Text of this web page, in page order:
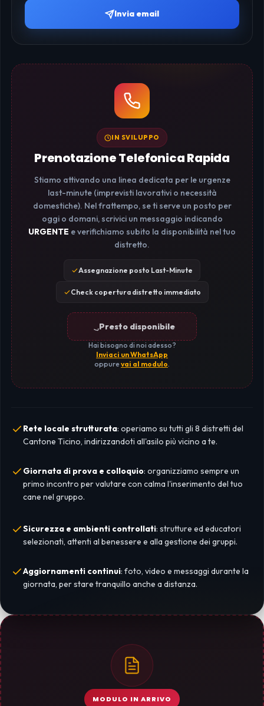
Invia email
IN SVILUPPO
Prenotazione Telefonica Rapida
Stiamo attivando una linea dedicata per le urgenze
last-minute (imprevisti lavorativi o necessità
domestiche). Nel frattempo, se ti serve un posto per
oggi o domani, scrivici un messaggio indicando
URGENTE e verifichiamo subito la disponibilità nel tuo
distretto.
Assegnazione posto Last-Minute
Check copertura distretto immediato
Presto disponibile
Hai bisogno di noi adesso?
Inviaci un WhatsApp
oppurevai al modulo.
Rete locale strutturata: operiamo su tutti gli 8 distretti del
Cantone Ticino, indirizzandoti all'asilo più vicino a te.
Giornata di prova e colloquio: organizziamo sempre un
primo incontro per valutare con calma l'inserimento del tuo
cane nel gruppo.
Sicurezza e ambienti controllati: strutture ed educatori
selezionati, attenti al benessere e alla gestione dei gruppi.
Aggiornamenti continui: foto, video e messaggi durante la
giornata, per stare tranquillo anche a distanza.
MODULO IN ARRIVO